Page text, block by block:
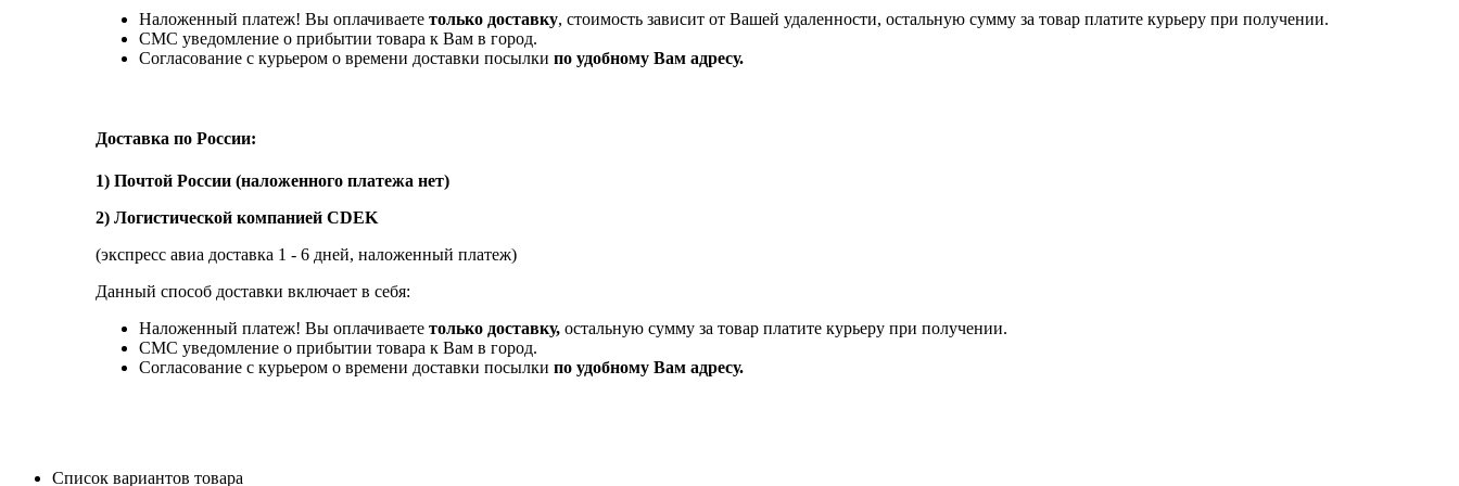
Наложенный платеж! Вы оплачиваете только доставку, стоимость зависит от Вашей удаленности, остальную сумму за товар платите курьеру при получении.
СМС уведомление о прибытии товара к Вам в город.
Согласование с курьером о времени доставки посылки по удобному Вам адресу.
Доставка по России:
1) Почтой России (наложенного платежа нет)
2) Логистической компанией CDEK
(экспресс авиа доставка 1 - 6 дней, наложенный платеж)
Данный способ доставки включает в себя:
Наложенный платеж! Вы оплачиваете только доставку, остальную сумму за товар платите курьеру при получении.
СМС уведомление о прибытии товара к Вам в город.
Согласование с курьером о времени доставки посылки по удобному Вам адресу.
Список вариантов товара